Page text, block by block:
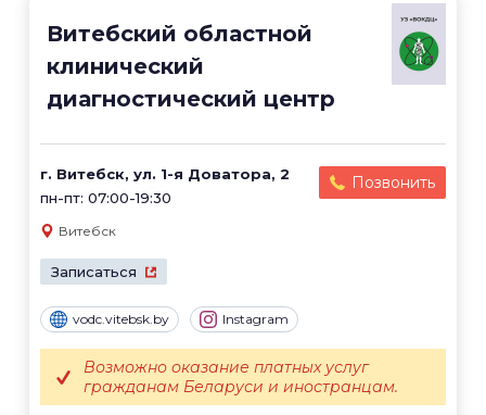
Витебский областной
клинический
диагностический центр
г. Витебск, ул. 1-я Доватора, 2
пн-пт: 07:00-19:30
Позвонить
Витебск
Записаться
vodc.vitebsk.by Instagram
Возможно оказание платных услуг
гражданам Беларуси и иностранцам.